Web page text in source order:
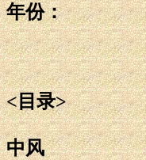
年份：
<目录>
中风